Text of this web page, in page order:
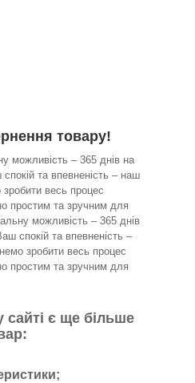
товару!
можливість – 365 днів на
та впевненість – наш
зробити весь процес
простим та зручним для
можливість – 365 днів
спокій та впевненість –
зробити весь процес
простим та зручним для
є ще більше